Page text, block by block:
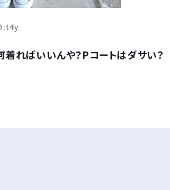
着ればいいんや？Pコートはダサい？